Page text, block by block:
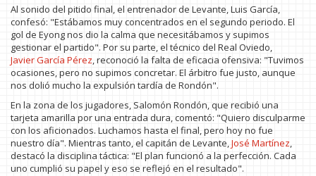
Al sonido del pitido final, el entrenador de Levante, Luis García,
confesó: "Estábamos muy concentrados en el segundo periodo. El
gol de Eyong nos dio la calma que necesitábamos y supimos
gestionar el partido". Por su parte, el técnico del Real Oviedo,
Javier García Pérez, reconoció la falta de eficacia ofensiva: "Tuvimos
ocasiones, pero no supimos concretar. El árbitro fue justo, aunque
nos dolió mucho la expulsión tardía de Rondón".
En la zona de los jugadores, Salomón Rondón, que recibió una
tarjeta amarilla por una entrada dura, comentó: "Quiero disculparme
con los aficionados. Luchamos hasta el final, pero hoy no fue
nuestro día". Mientras tanto, el capitán de Levante,José Martínez,
destacó la disciplina táctica: "El plan funcionó a la perfección. Cada
uno cumplió su papel y eso se reflejó en el resultado".